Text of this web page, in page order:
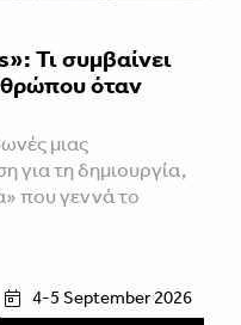
Τι συμβαίνει
όταν
μιας
για τη δημιουργία,
που γεννά το
4-5 September 2026